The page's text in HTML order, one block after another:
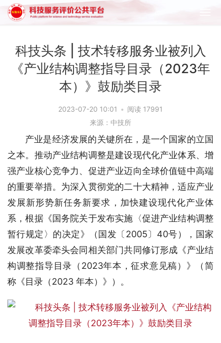
科技头条 | 技术转移服务业被列入
《产业结构调整指导目录（2023年
本）》鼓励类目录
2023-07-20 10:01 • 阅读 17991
来源：中技所
产业是经济发展的关键所在，是一个国家的立国
之本。推动产业结构调整是建设现代化产业体系、增
强产业核心竞争力、促进产业迈向全球价值链中高端
的重要举措。为深入贯彻党的二十大精神，适应产业
发展新形势新任务新要求，加快建设现代化产业体
系，根据《国务院关于发布实施〈促进产业结构调整
暂行规定〉的决定》（国发〔2005〕40号），国家
发展改革委牵头会同相关部门共同修订形成《产业结
构调整指导目录（2023年本，征求意见稿）》（简
称《目录（2023 年本）》）。